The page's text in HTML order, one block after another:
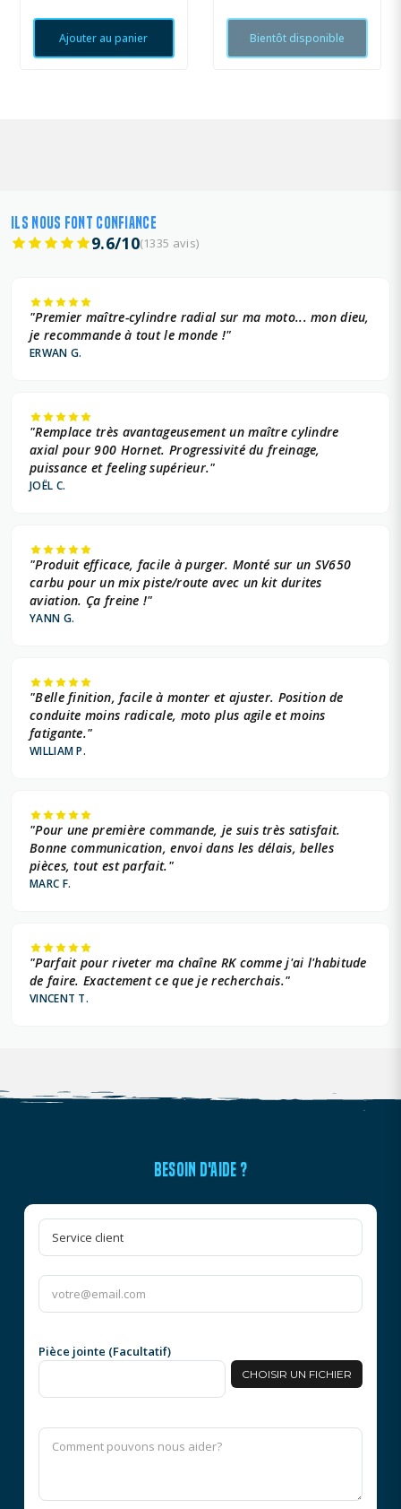
Ajouter au panier Bientôt disponible
ILS NOUS FONT CONFIANCE
9.6/10(1335 avis)
"Premier maître-cylindre radial sur ma moto... mon dieu,
je recommande à tout le monde !"
ERWAN G.
"Remplace très avantageusement un maître cylindre
axial pour 900 Hornet. Progressivité du freinage,
puissance et feeling supérieur."
JOËL C.
"Produit efficace, facile à purger. Monté sur un SV650
carbu pour un mix piste/route avec un kit durites
aviation. Ça freine !"
YANN G.
"Belle finition, facile à monter et ajuster. Position de
conduite moins radicale, moto plus agile et moins
fatigante."
WILLIAM P.
"Pour une première commande, je suis très satisfait.
Bonne communication, envoi dans les délais, belles
pièces, tout est parfait."
MARC F.
"Parfait pour riveter ma chaîne RK comme j'ai l'habitude
de faire. Exactement ce que je recherchais."
VINCENT T.
BESOIN D'AIDE ?
Pièce jointe (Facultatif)
CHOISIR UN FICHIER